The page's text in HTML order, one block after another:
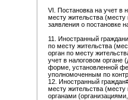
VI. Постановка на учет в
месту жительства
заявления о постановке
11. Иностранный
по месту жительства
орган по месту
учет в налоговом органе
форме, установленной
уполномоченным по
12. Иностранный
месту жительства
органами